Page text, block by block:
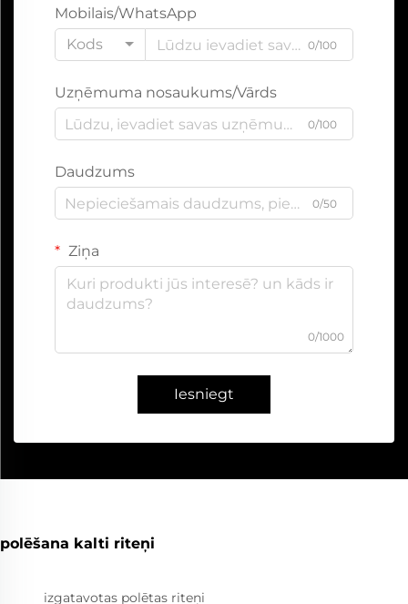
Mobilais/WhatsApp
Kods
0/100
Uzņēmuma nosaukums/Vārds
0/100
Daudzums
0/50
Ziņa
0/1000
Iesniegt
polēšana kalti riteņi
izgatavotas polētas riteņi